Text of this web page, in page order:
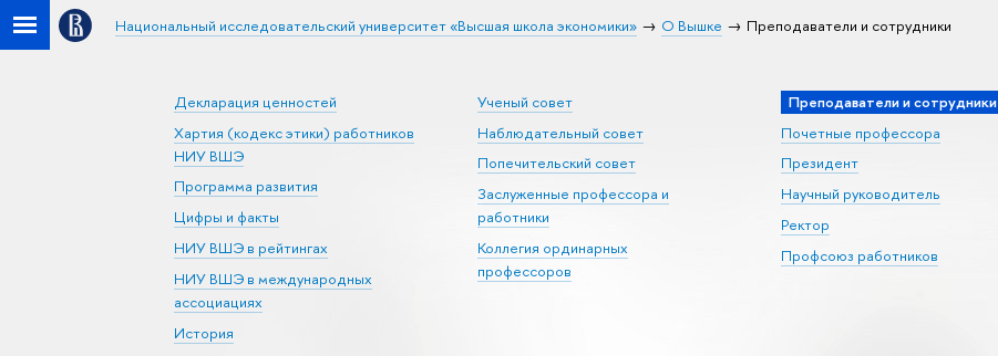
Национальный исследовательский университет «Высшая школа экономики» О Вышке Преподаватели и сотрудники
Декларация ценностей
Хартия (кодекс этики) работников
НИУ ВШЭ
Программа развития
Цифры и факты
НИУ ВШЭ в рейтингах
НИУ ВШЭ в международных
ассоциациях
История
Ученый совет
Наблюдательный совет
Попечительский совет
Заслуженные профессора и
работники
Коллегия ординарных
профессоров
Преподаватели и сотрудники
Почетные профессора
Президент
Научный руководитель
Ректор
Профсоюз работников